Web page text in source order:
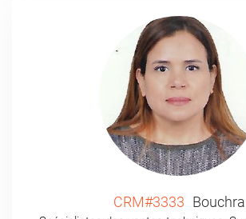
CRM#3333 Bouchra